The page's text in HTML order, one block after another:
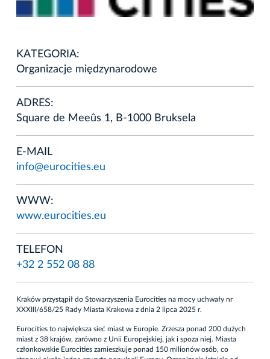
KATEGORIA:
Organizacje międzynarodowe
ADRES:
Square de Meeûs 1, B-1000 Bruksela
E-MAIL
info@eurocities.eu
WWW:
www.eurocities.eu
TELEFON
+32 2 552 08 88
Kraków przystąpił do Stowarzyszenia Eurocities na mocy uchwały nr
XXXIII/658/25 Rady Miasta Krakowa z dnia 2 lipca 2025 r.
Eurocities to największa sieć miast w Europie. Zrzesza ponad 200 dużych
miast z 38 krajów, zarówno z Unii Europejskiej, jak i spoza niej. Miasta
członkowskie Eurocities zamieszkuje ponad 150 milionów osób, co